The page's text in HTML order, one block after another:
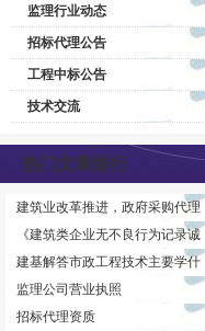
监理行业动态
招标代理公告
工程中标公告
技术交流
热门文章排行
建筑业改革推进，政府采购代理
《建筑类企业无不良行为记录诚
建基解答市政工程技术主要学什
监理公司营业执照
招标代理资质